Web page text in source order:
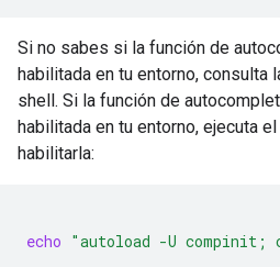
Si no sabes si la función de
habilitada en tu entorno, consulta
shell. Si la función de
habilitada en tu entorno, ejecuta
habilitarla:
echo "autoload -U compinit;